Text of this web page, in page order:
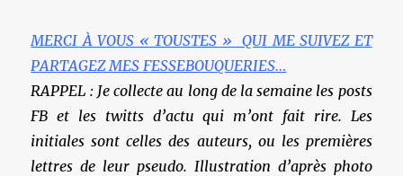
MERCI À VOUS « TOUSTES » QUI ME SUIVEZ ET
PARTAGEZ MES FESSEBOUQUERIES…
RAPPEL : Je collecte au long de la semaine les posts
FB et les twitts d’actu qui m’ont fait rire. Les
initiales sont celles des auteurs, ou les premières
lettres de leur pseudo. Illustration d’après photo